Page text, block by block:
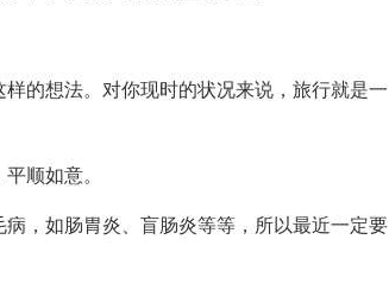
的想法。对你现时的状况来说，旅行就是一
顺如意。
，如肠胃炎、盲肠炎等等，所以最近一定要